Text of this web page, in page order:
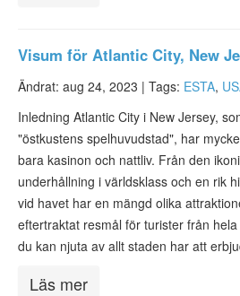
Visum för Atlantic City, New
Ändrat: aug 24, 2023 | Tags: ESTA,
Inledning Atlantic City i New Jersey,
"östkustens spelhuvudstad", har
bara kasinon och nattliv. Från den
underhållning i världsklass och en rik
vid havet har en mängd olika
eftertraktat resmål för turister från
du kan njuta av allt staden har att
Läs mer